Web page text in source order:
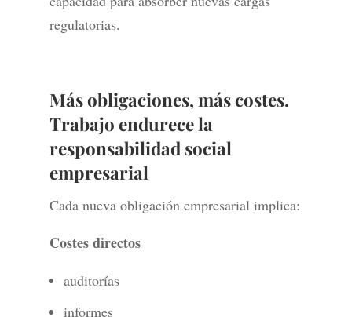
regulatorias.
Más obligaciones, más costes.
Trabajo endurece la
responsabilidad social
empresarial
Cada nueva obligación empresarial implica:
Costes directos
auditorías
informes